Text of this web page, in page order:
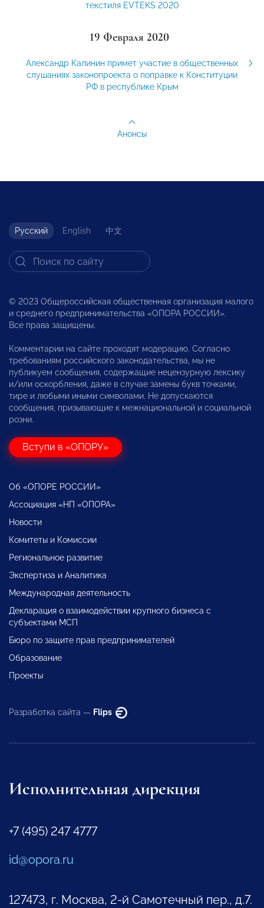
текстиля EVTEKS 2020
19 Февраля 2020
Александр Калинин примет участие в общественных
слушаниях законопроекта о поправке к Конституции
РФ в республике Крым
Анонсы
Русский English 中文
© 2023 Общероссийская общественная организация малого
и среднего предпринимательства «ОПОРА РОССИИ».
Все права защищены.
Комментарии на сайте проходят модерацию. Согласно
требованиям российского законодательства, мы не
публикуем сообщения, содержащие нецензурную лексику
и/или оскорбления, даже в случае замены букв точками,
тире и любыми иными символами. Не допускаются
сообщения, призывающие к межнациональной и социальной
розни.
Вступи в «ОПОРУ»
Об «ОПОРЕ РОССИИ»
Ассоциация «НП «ОПОРА»
Новости
Комитеты и Комиссии
Региональное развитие
Экспертиза и Аналитика
Международная деятельность
Декларация о взаимодействии крупного бизнеса с
субъектами МСП
Бюро по защите прав предпринимателей
Образование
Проекты
Разработка сайта — Flips
Исполнительная дирекция
+7 (495) 247 4777
id@opora.ru
127473, г. Москва, 2-й Самотечный пер., д.7.